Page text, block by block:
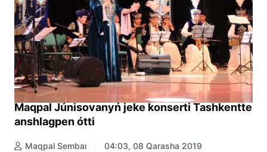
Maqpal Júnisovanyń jeke konserti Tashkentte
anshlagpen ótti
Maqpal Sembaı 04:03, 08 Qarasha 2019